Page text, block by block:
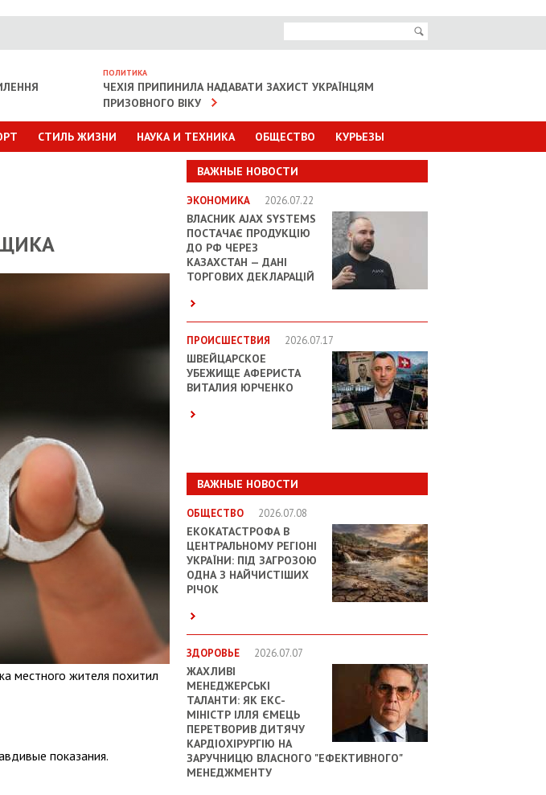
ПОЛИТИКА
ЧЕХІЯ ПРИПИНИЛА НАДАВАТИ ЗАХИСТ УКРАЇНЦЯМ
ПРИЗОВНОГО ВІКУ
СТИЛЬ ЖИЗНИ НАУКА И ТЕХНИКА ОБЩЕСТВО КУРЬЕЗЫ
ВАЖНЫЕ НОВОСТИ
ЭКОНОМИКА 2026.07.22
ВЛАСНИК AJAX SYSTEMS
ПОСТАЧАЄ ПРОДУКЦІЮ
ДО РФ ЧЕРЕЗ
КАЗАХСТАН — ДАНІ
ТОРГОВИХ ДЕКЛАРАЦІЙ
ПРОИСШЕСТВИЯ 2026.07.17
ШВЕЙЦАРСКОЕ
УБЕЖИЩЕ АФЕРИСТА
ВИТАЛИЯ ЮРЧЕНКО
ВАЖНЫЕ НОВОСТИ
ОБЩЕСТВО 2026.07.08
ЕКОКАТАСТРОФА В
ЦЕНТРАЛЬНОМУ РЕГІОНІ
УКРАЇНИ: ПІД ЗАГРОЗОЮ
ОДНА З НАЙЧИСТІШИХ
РІЧОК
ЗДОРОВЬЕ 2026.07.07
ЖАХЛИВІ
МЕНЕДЖЕРСЬКІ
ТАЛАНТИ: ЯК ЕКС-
МІНІСТР ІЛЛЯ ЄМЕЦЬ
ПЕРЕТВОРИВ ДИТЯЧУ
КАРДІОХІРУРГІЮ НА
ЗАРУЧНИЦЮ ВЛАСНОГО "ЕФЕКТИВНОГО"
МЕНЕДЖМЕНТУ
местного жителя похитил
показания.